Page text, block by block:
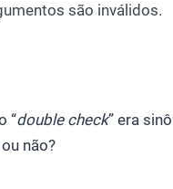
são inválidos.
“double check” era
não?